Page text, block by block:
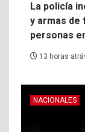
La policía
y armas de
personas
13 horas
NACIONALES